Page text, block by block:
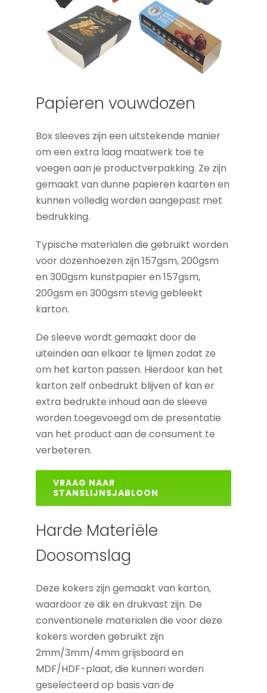
Papieren vouwdozen
Box sleeves zijn een uitstekende manier
om een extra laag maatwerk toe te
voegen aan je productverpakking. Ze zijn
gemaakt van dunne papieren kaarten en
kunnen volledig worden aangepast met
bedrukking.
Typische materialen die gebruikt worden
voor dozenhoezen zijn 157gsm, 200gsm
en 300gsm kunstpapier en 157gsm,
200gsm en 300gsm stevig gebleekt
karton.
De sleeve wordt gemaakt door de
uiteinden aan elkaar te lijmen zodat ze
om het karton passen. Hierdoor kan het
karton zelf onbedrukt blijven of kan er
extra bedrukte inhoud aan de sleeve
worden toegevoegd om de presentatie
van het product aan de consument te
verbeteren.
VRAAG NAAR
STANSLIJNSJABLOON
Harde Materiële
Doosomslag
Deze kokers zijn gemaakt van karton,
waardoor ze dik en drukvast zijn. De
conventionele materialen die voor deze
kokers worden gebruikt zijn
2mm/3mm/4mm grijsboard en
MDF/HDF-plaat, die kunnen worden
geselecteerd op basis van de